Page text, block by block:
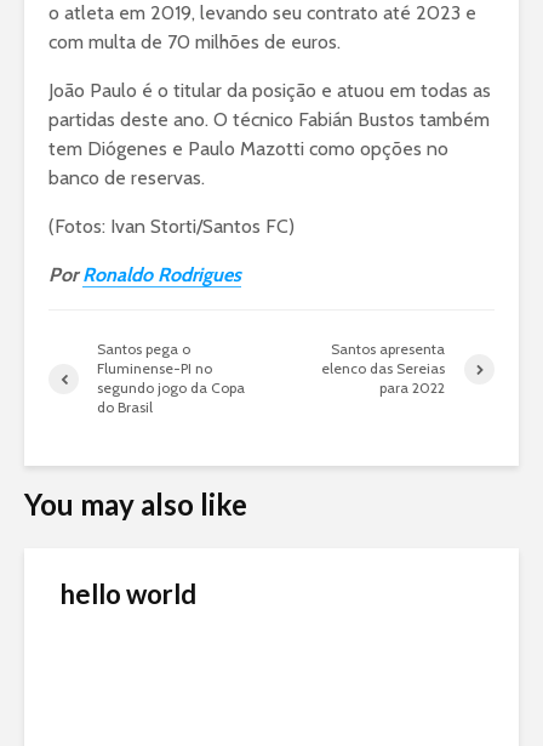
o atleta em 2019, levando seu contrato até 2023 e
com multa de 70 milhões de euros.
João Paulo é o titular da posição e atuou em todas as
partidas deste ano. O técnico Fabián Bustos também
tem Diógenes e Paulo Mazotti como opções no
banco de reservas.
(Fotos: Ivan Storti/Santos FC)
PorRonaldo Rodrigues
Santos pega o
Fluminense-PI no
segundo jogo da Copa
do Brasil
Santos apresenta
elenco das Sereias
para 2022
You may also like
hello world